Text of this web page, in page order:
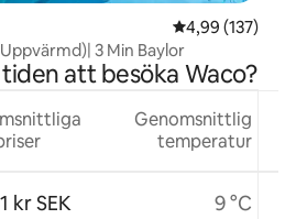
4,99 av 5 i
4,99 (137)
3 Min Baylor
att besöka Waco?
kr SEK
Genomsnittlig
temperatur
9 °C